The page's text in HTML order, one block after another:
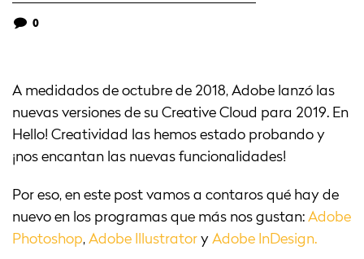
0
A medidados de octubre de 2018, Adobe lanzó las
nuevas versiones de su Creative Cloud para 2019. En
Hello! Creatividad las hemos estado probando y
¡nos encantan las nuevas funcionalidades!
Por eso, en este post vamos a contaros qué hay de
nuevo en los programas que más nos gustan: Adobe
Photoshop, Adobe Illustrator y Adobe InDesign.